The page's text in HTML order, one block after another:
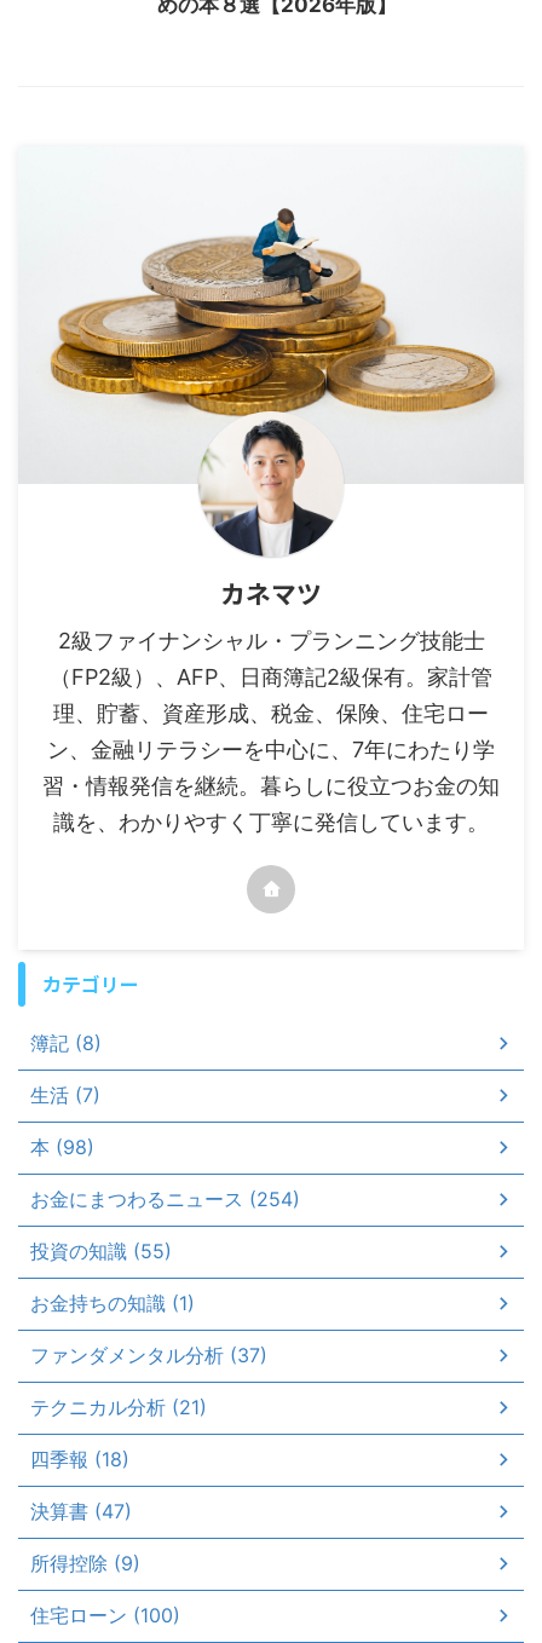
めの本８選【2026年版】
カネマツ
2級ファイナンシャル・プランニング技能士
（FP2級）、AFP、日商簿記2級保有。家計管
理、貯蓄、資産形成、税金、保険、住宅ロー
ン、金融リテラシーを中心に、7年にわたり学
習・情報発信を継続。暮らしに役立つお金の知
識を、わかりやすく丁寧に発信しています。
カテゴリー
簿記 (8)
生活 (7)
本 (98)
お金にまつわるニュース (254)
投資の知識 (55)
お金持ちの知識 (1)
ファンダメンタル分析 (37)
テクニカル分析 (21)
四季報 (18)
決算書 (47)
所得控除 (9)
住宅ローン (100)